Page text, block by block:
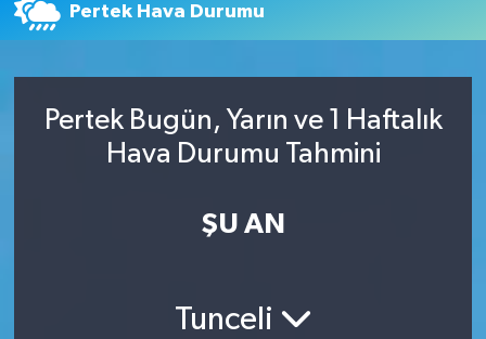
Pertek Hava Durumu
Pertek Bugün, Yarın ve 1 Haftalık
Hava Durumu Tahmini
ŞU AN
Tunceli
Tüm Manşetler
Son Dakika Haberleri
Haber Arşivi